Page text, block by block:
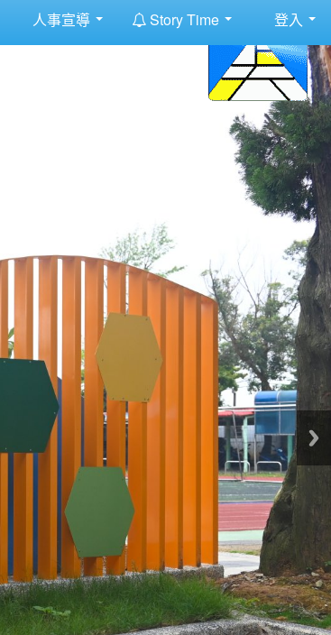
人事宣導 Story Time 登入